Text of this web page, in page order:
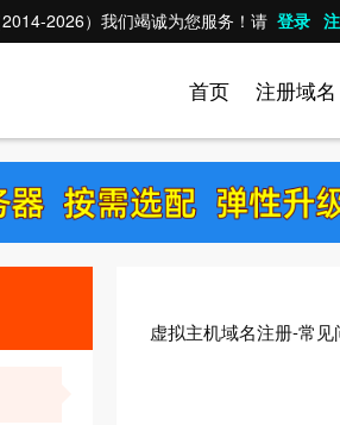
2026）我们竭诚为您服务！请 登录
注册域名
首页
虚拟主机域名注册-常见